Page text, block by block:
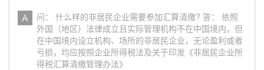
问： 什么样的非居民企业需要参加汇算清缴? 答： 依照
外国（地区）法律成立且实际管理机构不在中国境内，但
在中国境内设立机构、场所的非居民企业，无论盈利或者
亏损，均应按照企业所得税法及关于印发《非居民企业所
得税汇算清缴管理办法》